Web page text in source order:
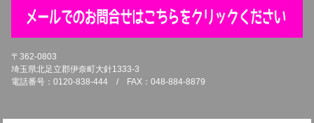
〒362-0803
埼玉県北足立郡伊奈町大針1333-3
電話番号：0120-838-444 / FAX：048-884-8879